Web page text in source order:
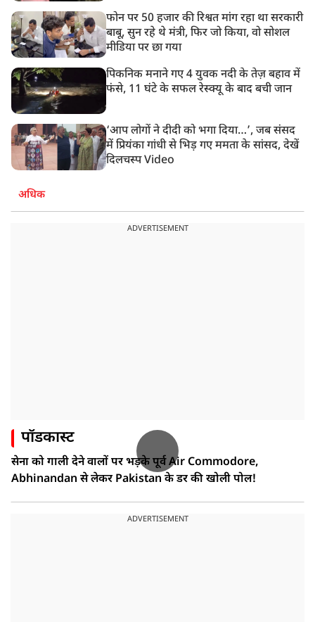
फोन पर 50 हजार की रिश्वत मांग रहा था सरकारी
बाबू, सुन रहे थे मंत्री, फिर जो किया, वो सोशल
मीडिया पर छा गया
पिकनिक मनाने गए 4 युवक नदी के तेज़ बहाव में
फंसे, 11 घंटे के सफल रेस्क्यू के बाद बची जान
‘आप लोगों ने दीदी को भगा दिया…’, जब संसद
में प्रियंका गांधी से भिड़ गए ममता के सांसद, देखें
दिलचस्प Video
अधिक
ADVERTISEMENT
पॉडकास्ट
सेना को गाली देने वालों पर भड़के पूर्व Air Commodore,
Abhinandan से लेकर Pakistan के डर की खोली पोल!
ADVERTISEMENT